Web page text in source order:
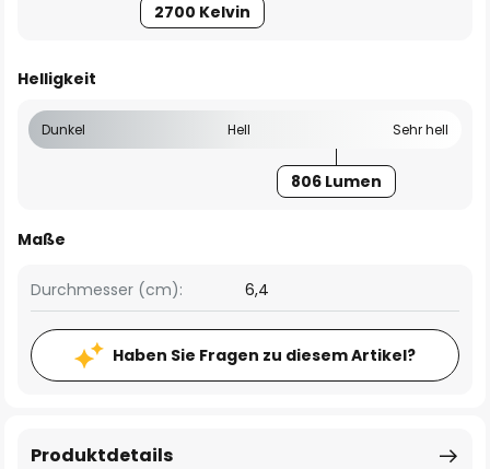
2700 Kelvin
Helligkeit
Dunkel Hell Sehr hell
806 Lumen
Maße
Durchmesser (cm): 6,4
Haben Sie Fragen zu diesem Artikel?
Produktdetails